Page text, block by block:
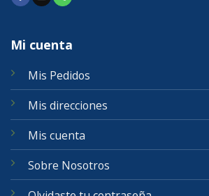
Mi cuenta
Mis Pedidos
Mis direcciones
Mis cuenta
Sobre Nosotros